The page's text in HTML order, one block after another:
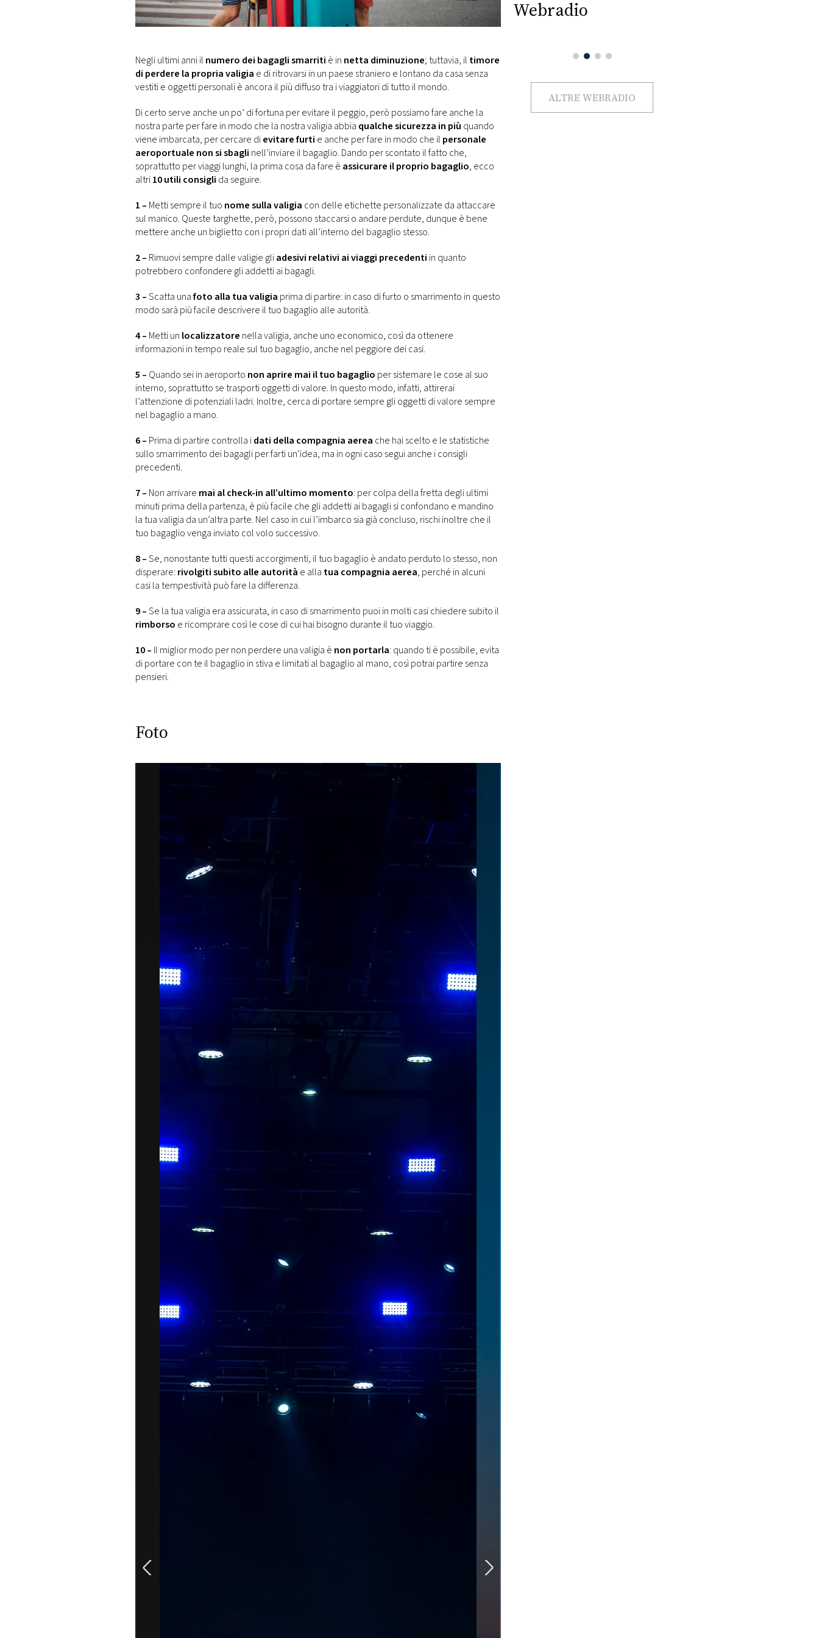
DI
MONACO
RMC
CONSIGLIA
Negli ultimi anni il numero dei bagagli smarriti è in netta diminuzione; tuttavia, il timore
di perdere la propria valigia e di ritrovarsi in un paese straniero e lontano da casa senza
vestiti e oggetti personali è ancora il più diffuso tra i viaggiatori di tutto il mondo.
Di certo serve anche un po’ di fortuna per evitare il peggio, però possiamo fare anche la
nostra parte per fare in modo che la nostra valigia abbia qualche sicurezza in più quando
viene imbarcata, per cercare dievitare furti e anche per fare in modo che il personale
aeroportuale non si sbagli nell’inviare il bagaglio. Dando per scontato il fatto che,
soprattutto per viaggi lunghi, la prima cosa da fare è assicurare il proprio bagaglio, ecco
altri10 utili consigli da seguire.
1 – Metti sempre il tuo nome sulla valigia con delle etichette personalizzate da attaccare
sul manico. Queste targhette, però, possono staccarsi o andare perdute, dunque è bene
mettere anche un biglietto con i propri dati all’interno del bagaglio stesso.
2 – Rimuovi sempre dalle valigie gliadesivi relativi ai viaggi precedenti in quanto
potrebbero confondere gli addetti ai bagagli.
3 –Scatta unafoto alla tua valigia prima di partire: in caso di furto o smarrimento in questo
modo sarà più facile descrivere il tuo bagaglio alle autorità.
4 – Metti un localizzatore nella valigia, anche uno economico, così da ottenere
informazioni in tempo reale sul tuo bagaglio, anche nel peggiore dei casi.
5 – Quando sei in aeroporto non aprire mai il tuo bagaglio per sistemare le cose al suo
interno, soprattutto se trasporti oggetti di valore. In questo modo, infatti, attirerai
l’attenzione di potenziali ladri. Inoltre, cerca di portare sempre gli oggetti di valore sempre
nel bagaglio a mano.
6 – Prima di partire controlla idati della compagnia aerea che hai scelto e le statistiche
sullo smarrimento dei bagagli per farti un’idea, ma in ogni caso segui anche i consigli
precedenti.
7 – Non arrivare mai al check-in all’ultimo momento: per colpa della fretta degli ultimi
minuti prima della partenza, è più facile che gli addetti ai bagagli si confondano e mandino
la tua valigia da un’altra parte. Nel caso in cui l’imbarco sia già concluso, rischi inoltre che il
tuo bagaglio venga inviato col volo successivo.
8 –Se, nonostante tutti questi accorgimenti, il tuo bagaglio è andato perduto lo stesso, non
disperare: rivolgiti subito alle autorità e alla tua compagnia aerea, perché in alcuni
casi la tempestività può fare la differenza.
9 –Se la tua valigia era assicurata, in caso di smarrimento puoi in molti casi chiedere subito il
rimborso e ricomprare così le cose di cui hai bisogno durante il tuo viaggio.
10 – Il miglior modo per non perdere una valigia è non portarla: quando ti è possibile, evita
di portare con te il bagaglio in stiva e limitati al bagaglio al mano, così potrai partire senza
pensieri.
Foto
Webradio
ALTRE WEBRADIO